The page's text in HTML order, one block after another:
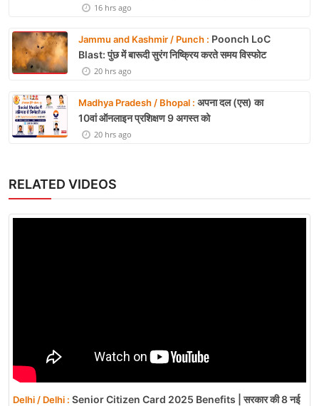
बॉर्डर 216 hrs ago
Jammu and Kashmir / Punch : Poonch LoC
Blast: पुंछ में बारूदी सुरंग निष्क्रिय करते समय विस्फोट
20 hrs ago
Madhya Pradesh / Bhopal : अपना दल (एस) का
10वां ऑनलाइन प्रशिक्षण 9 अगस्त को
20 hrs ago
RELATED VIDEOS
Delhi / Delhi : Senior Citizen Card 2025 Benefits | सरकार की 8 नई